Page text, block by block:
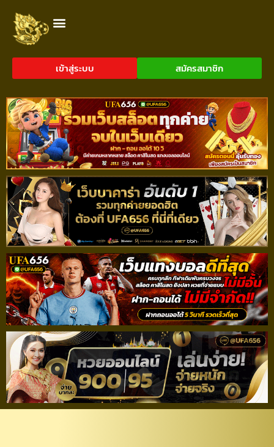
เข้าสู่ระบบ สมัครสมาชิก